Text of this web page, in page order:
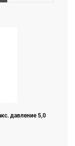
давление 5,0